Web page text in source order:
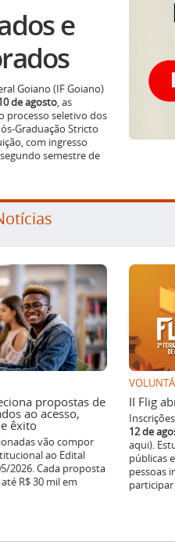
e
Goiano (IF Goiano)
de agosto, as
processo seletivo dos
Graduação Stricto
com ingresso
semestre de
propostas de
ao acesso,
êxito
vão compor
ao Edital
2026. Cada proposta
R$ 30 mil em
II Flig
12 de
aqui).
públicas
pessoas
participar